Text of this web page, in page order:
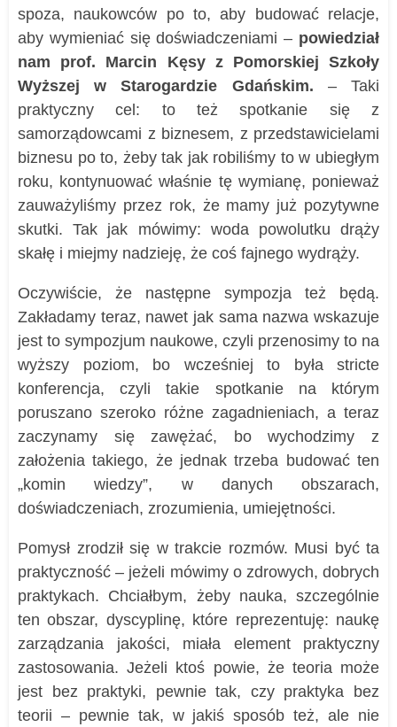
spoza, naukowców po to, aby budować relacje,
aby wymieniać się doświadczeniami – powiedział
nam prof. Marcin Kęsy z Pomorskiej Szkoły
Wyższej w Starogardzie Gdańskim. – Taki
praktyczny cel: to też spotkanie się z
samorządowcami z biznesem, z przedstawicielami
biznesu po to, żeby tak jak robiliśmy to w ubiegłym
roku, kontynuować właśnie tę wymianę, ponieważ
zauważyliśmy przez rok, że mamy już pozytywne
skutki. Tak jak mówimy: woda powolutku drąży
skałę i miejmy nadzieję, że coś fajnego wydrąży.
Oczywiście, że następne sympozja też będą.
Zakładamy teraz, nawet jak sama nazwa wskazuje
jest to sympozjum naukowe, czyli przenosimy to na
wyższy poziom, bo wcześniej to była stricte
konferencja, czyli takie spotkanie na którym
poruszano szeroko różne zagadnieniach, a teraz
zaczynamy się zawężać, bo wychodzimy z
założenia takiego, że jednak trzeba budować ten
„komin wiedzy”, w danych obszarach,
doświadczeniach, zrozumienia, umiejętności.
Pomysł zrodził się w trakcie rozmów. Musi być ta
praktyczność – jeżeli mówimy o zdrowych, dobrych
praktykach. Chciałbym, żeby nauka, szczególnie
ten obszar, dyscyplinę, które reprezentuję: naukę
zarządzania jakości, miała element praktyczny
zastosowania. Jeżeli ktoś powie, że teoria może
jest bez praktyki, pewnie tak, czy praktyka bez
teorii – pewnie tak, w jakiś sposób też, ale nie